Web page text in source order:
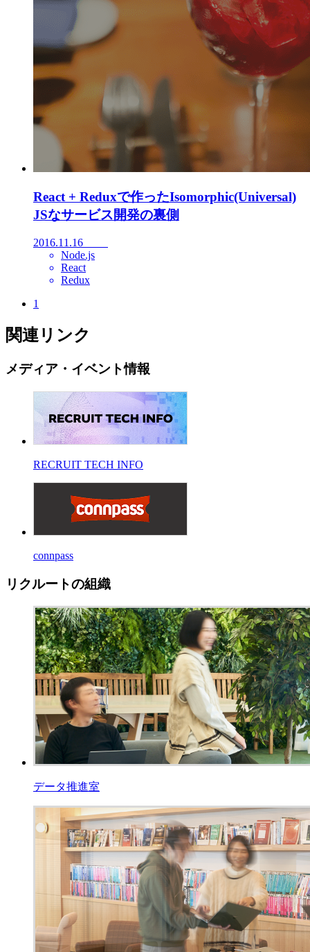
React + Reduxで作ったIsomorphic(Universal)
JSなサービス開発の裏側
2016.11.16
Node.js
React
Redux
1
関連リンク
メディア・イベント情報
RECRUIT TECH INFO
connpass
リクルートの組織
データ推進室